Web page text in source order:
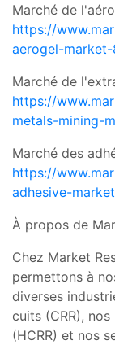
Marché de
https://
aerogel-
Marché de
https://
metals-mining-
Marché des
https://
adhesive-
À propos de
Chez Market
permettons à
diverses
cuits (CRR),
(HCRR) et nos